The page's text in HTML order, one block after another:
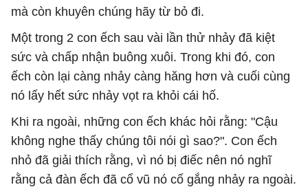
mà còn khuyên chúng hãy từ bỏ đi.
Một trong 2 con ếch sau vài lần thử nhảy đã kiệt
sức và chấp nhận buông xuôi. Trong khi đó, con
ếch còn lại càng nhảy càng hăng hơn và cuối cùng
nó lấy hết sức nhảy vọt ra khỏi cái hố.
Khi ra ngoài, những con ếch khác hỏi rằng: "Cậu
không nghe thấy chúng tôi nói gì sao?". Con ếch
nhỏ đã giải thích rằng, vì nó bị điếc nên nó nghĩ
rằng cả đàn ếch đã cổ vũ nó cố gắng nhảy ra ngoài.